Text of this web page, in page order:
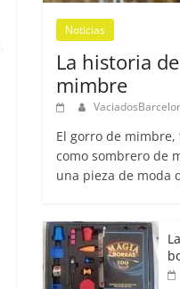
Noticias
La historia
mimbre
El gorro de
como sombrero de
una pieza de moda